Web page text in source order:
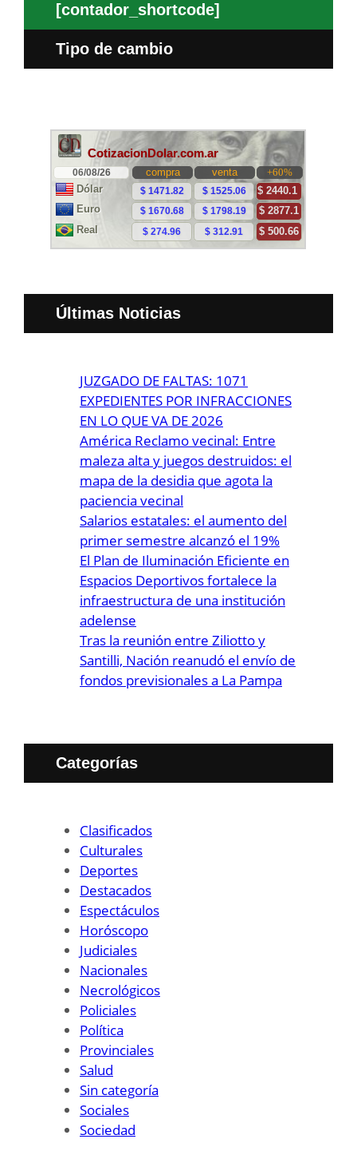
[contador_shortcode]
Tipo de cambio
Últimas Noticias
JUZGADO DE FALTAS: 1071
EXPEDIENTES POR INFRACCIONES
EN LO QUE VA DE 2026
América Reclamo vecinal: Entre
maleza alta y juegos destruidos: el
mapa de la desidia que agota la
paciencia vecinal
Salarios estatales: el aumento del
primer semestre alcanzó el 19%
El Plan de Iluminación Eficiente en
Espacios Deportivos fortalece la
infraestructura de una institución
adelense
Tras la reunión entre Ziliotto y
Santilli, Nación reanudó el envío de
fondos previsionales a La Pampa
Categorías
Clasificados
Culturales
Deportes
Destacados
Espectáculos
Horóscopo
Judiciales
Nacionales
Necrológicos
Policiales
Política
Provinciales
Salud
Sin categoría
Sociales
Sociedad